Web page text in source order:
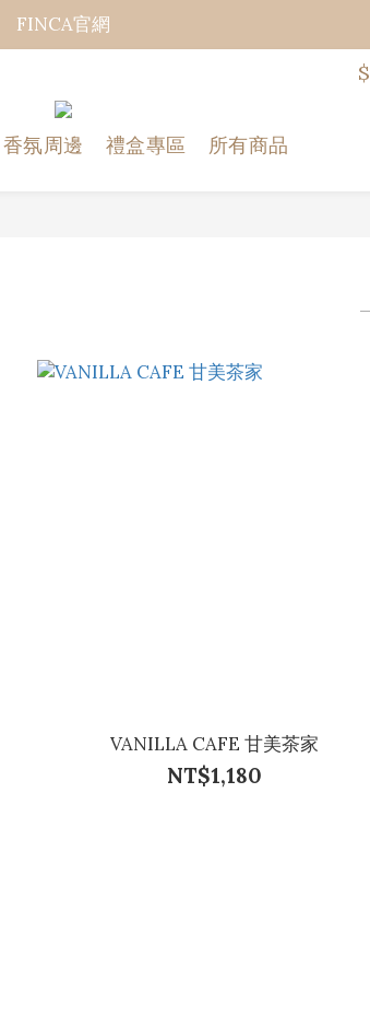
FINCA官網
$
香氛周邊 禮盒專區 所有商品
VANILLA CAFE 甘美茶家
NT$1,180